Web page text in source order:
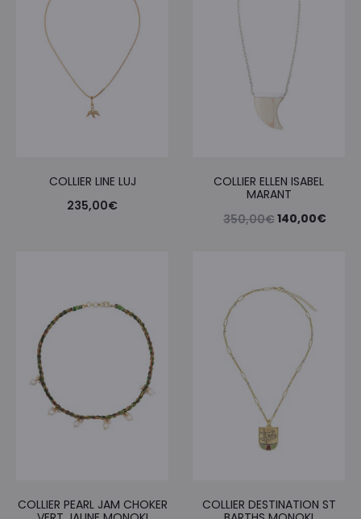
COLLIER LINE LUJ
235,00€
COLLIER ELLEN ISABEL
MARANT
350,00€Le
était :
350,00€.
140,00€
COLLIER PEARL JAM CHOKER
COLLIER DESTINATION ST